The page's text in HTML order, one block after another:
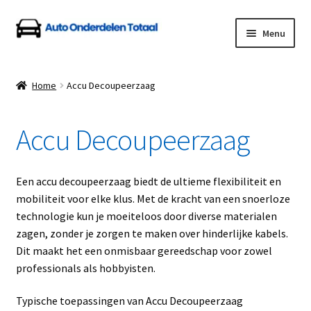
Ga
door
navigatie
Ga
naar
inhoud
Menu
Auto Onderdelen Shop
Betalen en Verzenden
Blog
Contact
Home Accu Decoupeerzaag
Accu Decoupeerzaag
Een accu decoupeerzaag biedt de ultieme flexibiliteit en
mobiliteit voor elke klus. Met de kracht van een snoerloze
technologie kun je moeiteloos door diverse materialen
zagen, zonder je zorgen te maken over hinderlijke kabels.
Dit maakt het een onmisbaar gereedschap voor zowel
professionals als hobbyisten.
Typische toepassingen van Accu Decoupeerzaag